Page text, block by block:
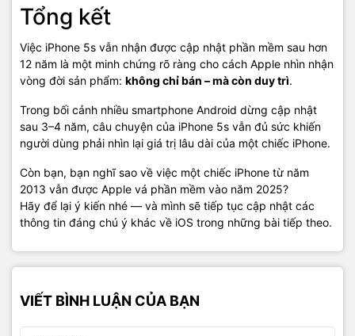
Tổng kết
Việc iPhone 5s vẫn nhận được cập nhật phần mềm sau hơn
12 năm là một minh chứng rõ ràng cho cách Apple nhìn nhận
vòng đời sản phẩm: không chỉ bán – mà còn duy trì.
Trong bối cảnh nhiều smartphone Android dừng cập nhật
sau 3–4 năm, câu chuyện của iPhone 5s vẫn đủ sức khiến
người dùng phải nhìn lại giá trị lâu dài của một chiếc iPhone.
Còn bạn, bạn nghĩ sao về việc một chiếc iPhone từ năm
2013 vẫn được Apple vá phần mềm vào năm 2025?
Hãy để lại ý kiến nhé — và mình sẽ tiếp tục cập nhật các
thông tin đáng chú ý khác về iOS trong những bài tiếp theo.
VIẾT BÌNH LUẬN CỦA BẠN